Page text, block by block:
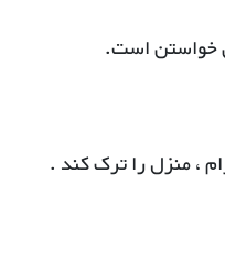
خواستن است.
، منزل را ترک کند .